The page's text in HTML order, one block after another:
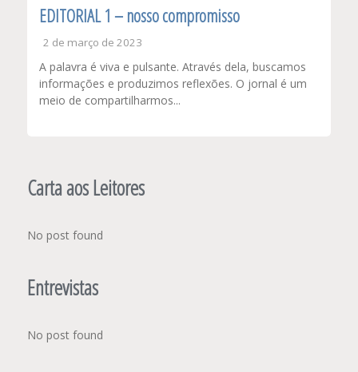
EDITORIAL 1 – nosso compromisso
2 de março de 2023
A palavra é viva e pulsante. Através dela, buscamos
informações e produzimos reflexões. O jornal é um
meio de compartilharmos...
Carta aos Leitores
No post found
Entrevistas
No post found